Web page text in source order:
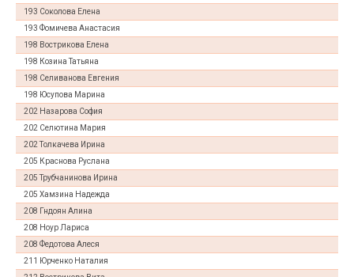
193 Соколова Елена
193 Фомичева Анастасия
198 Вострикова Елена
198 Козина Татьяна
198 Селиванова Евгения
198 Юсупова Марина
202 Назарова София
202 Селютина Мария
202 Толкачева Ирина
205 Краснова Руслана
205 Трубчанинова Ирина
205 Хамзина Надежда
208 Гндоян Алина
208 Ноур Лариса
208 Федотова Алеся
211 Юрченко Наталия